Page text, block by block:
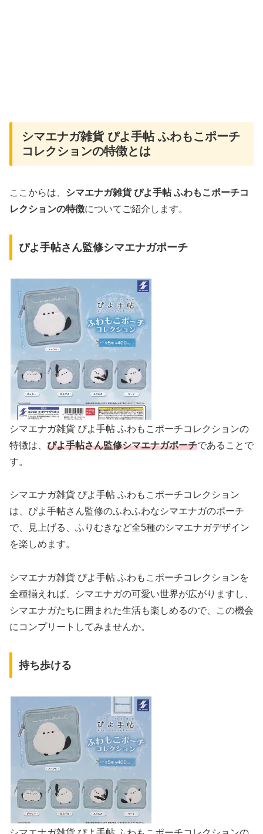
シマエナガ雑貨 ぴよ手帖 ふわもこポーチ
コレクションの特徴とは
ここからは、 シマエナガ雑貨 ぴよ手帖 ふわもこポーチコ
レクションの特徴についてご紹介します。
ぴよ手帖さん監修シマエナガポーチ
シマエナガ雑貨 ぴよ手帖 ふわもこポーチコレクションの
特徴は、 ぴよ手帖さん監修シマエナガポーチであることで
す。
シマエナガ雑貨 ぴよ手帖 ふわもこポーチコレクション
は、ぴよ手帖さん監修のふわふわなシマエナガのポーチ
で、見上げる、ふりむきなど全5種のシマエナガデザイン
を楽しめます。
シマエナガ雑貨 ぴよ手帖 ふわもこポーチコレクションを
全種揃えれば、シマエナガの可愛い世界が広がりますし、
シマエナガたちに囲まれた生活も楽しめるので、この機会
にコンプリートしてみませんか。
持ち歩ける